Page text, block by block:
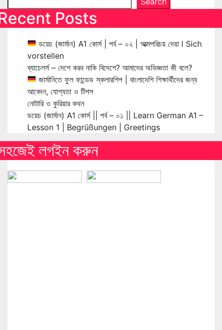
Posts
ডয়েচ (জার্মান) A1 কোর্স | পর্ব – ০২ | আত্মপরিচয় দেয়া l Sich
vorstellen
ব্যাচেলর্স – দেশে করব নাকি বিদেশে? আমাদের অভিজ্ঞতা কী বলে?
জার্মানিতে ফুল ফান্ডেড স্কলারশিপ | বাংলাদেশি শিক্ষার্থীদের জন্য
আবেদন, যোগ্যতা ও টিপস
নোটারি ও কুরিয়ার কথন
ডয়েচ (জার্মান) A1 কোর্স || পর্ব – ০১ || Learn German A1 –
Lesson 1 | Begrüßungen | Greetings
লগইন করুন